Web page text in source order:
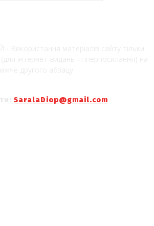
SaralaDiop@gmail.com